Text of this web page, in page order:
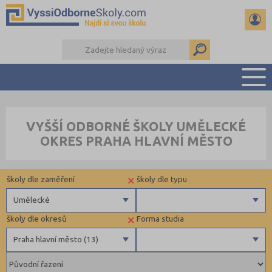
PŘÍPRAVA NA PŘIJÍMAČKY
KALENDÁŘ AKCÍ
DALŠÍ DRUHY ŠKOL
VYŠŠÍ ODBORNÉ ŠKOLY UMĚLECKÉ
OKRES PRAHA HLAVNÍ MĚSTO
Forma studia
×
Praha hlavní město (13)
školy dle okresů
Brno-město (1)
školy dle typu
Krajské
×
Umělecké
školy dle zaměření
Zdravotnické
Ekonomické
Pedagogické